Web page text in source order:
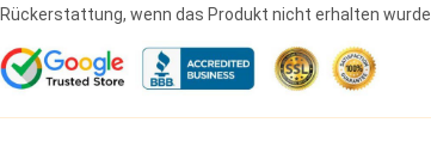
wenn das Produkt nicht erhalten wurde